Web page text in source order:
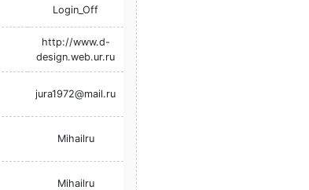
Login_Off
http://www.d-
design.web.ur.ru
jura1972@mail.ru
Mihailru
Mihailru